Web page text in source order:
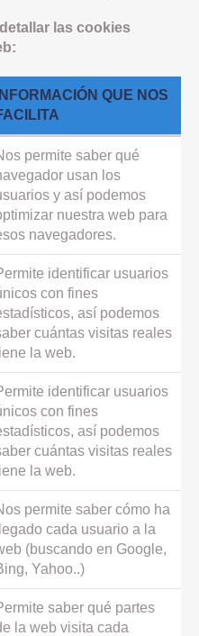
las cookies
INFORMACIÓN QUE NOS
permite saber qué
usan los
y así podemos
nuestra web para
navegadores.
identificar usuarios
con fines
así podemos
cuántas visitas reales
la web.
identificar usuarios
con fines
así podemos
cuántas visitas reales
la web.
permite saber cómo ha
llegado cada usuario a la
(buscando en Google,
Yahoo..)
saber qué partes
la web visita cada